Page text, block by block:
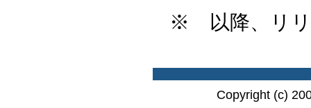
※ 以降、リリ
Copyright (c)